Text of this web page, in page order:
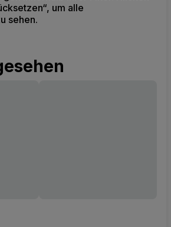
um alle
sehen.